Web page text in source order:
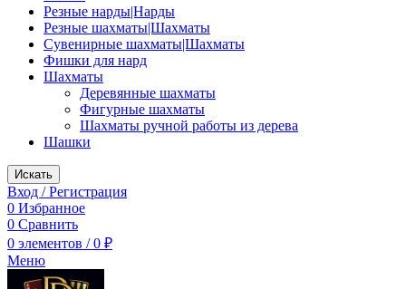
Резные нарды|Нарды
Резные шахматы|Шахматы
Сувенирные шахматы|Шахматы
Фишки для нард
Шахматы
Деревянные шахматы
Фигурные шахматы
Шахматы ручной работы из дерева
Шашки
Искать
Вход / Регистрация
0 Избранное
0 Сравнить
0 элементов / 0 ₽
Меню